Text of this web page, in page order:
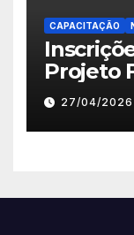
CAPACITAÇÃO
Projeto
Primeiro
Iguaçu
27/04/2026